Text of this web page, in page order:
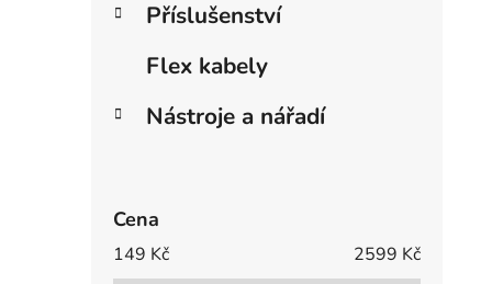
Příslušenství
Flex kabely
Nástroje a nářadí
Cena
149 Kč 2599 Kč